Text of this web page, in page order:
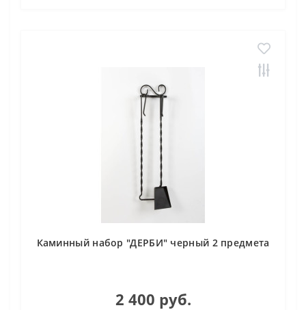
Каминный набор "ДЕРБИ" черный 2 предмета
2 400 руб.